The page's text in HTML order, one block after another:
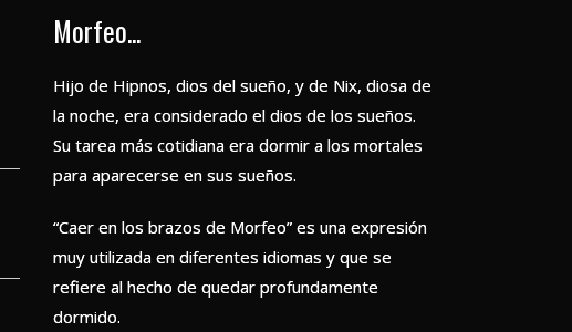
Morfeo...
Hijo de Hipnos, dios del sueño, y de Nix, diosa de
la noche, era considerado el dios de los sueños.
Su tarea más cotidiana era dormir a los mortales
para aparecerse en sus sueños.
“Caer en los brazos de Morfeo” es una expresión
muy utilizada en diferentes idiomas y que se
refiere al hecho de quedar profundamente
dormido.